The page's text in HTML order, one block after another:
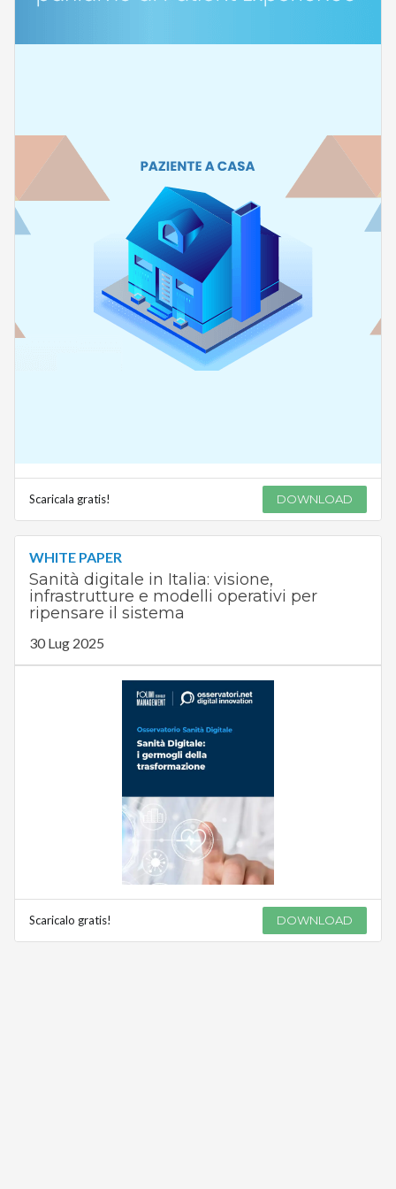
Scaricala gratis! DOWNLOAD
WHITE PAPER
Sanità digitale in Italia: visione,
infrastrutture e modelli operativi per
ripensare il sistema
30 Lug 2025
Scaricalo gratis! DOWNLOAD